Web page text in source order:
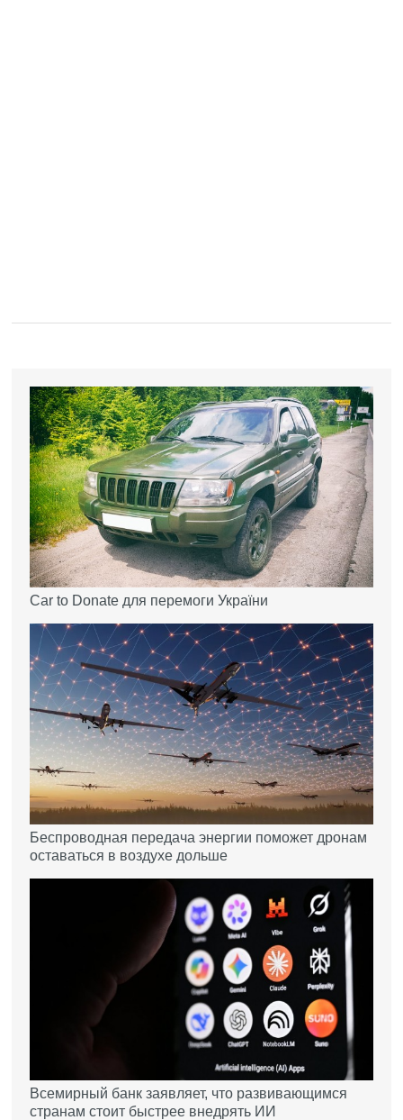
Car to Donate для перемоги України
Беспроводная передача энергии поможет дронам
оставаться в воздухе дольше
Всемирный банк заявляет, что развивающимся
странам стоит быстрее внедрять ИИ